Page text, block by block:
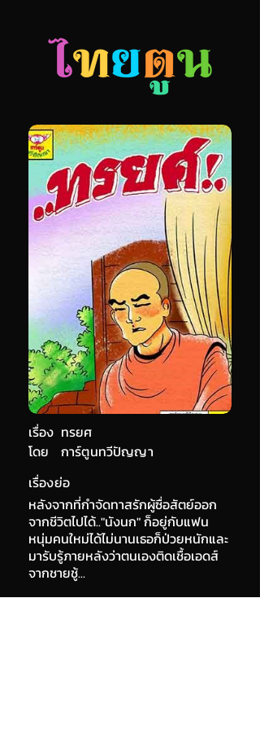
เรื่อง ทรยศ
การ์ตูนทวีปัญญา
โดย
เรื่องย่อ
หลังจากที่กำจัดทาสรักผู้ซื่อสัตย์ออก
จากชีวิตไปได้.."นังนก" ก็อยู่กับแฟน
หนุ่มคนใหม่ได้ไม่นานเธอก็ป่วยหนักและ
มารับรู้ภายหลังว่าตนเองติดเชื้อเอดส์
จากชายชู้...